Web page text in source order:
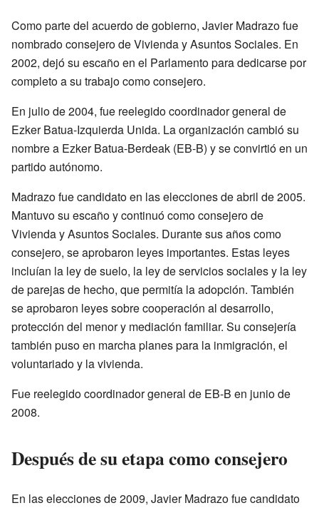
Como parte del acuerdo de gobierno, Javier Madrazo fue
nombrado consejero de Vivienda y Asuntos Sociales. En
2002, dejó su escaño en el Parlamento para dedicarse por
completo a su trabajo como consejero.
En julio de 2004, fue reelegido coordinador general de
Ezker Batua-Izquierda Unida. La organización cambió su
nombre a Ezker Batua-Berdeak (EB-B) y se convirtió en un
partido autónomo.
Madrazo fue candidato en las elecciones de abril de 2005.
Mantuvo su escaño y continuó como consejero de
Vivienda y Asuntos Sociales. Durante sus años como
consejero, se aprobaron leyes importantes. Estas leyes
incluían la ley de suelo, la ley de servicios sociales y la ley
de parejas de hecho, que permitía la adopción. También
se aprobaron leyes sobre cooperación al desarrollo,
protección del menor y mediación familiar. Su consejería
también puso en marcha planes para la inmigración, el
voluntariado y la vivienda.
Fue reelegido coordinador general de EB-B en junio de
2008.
Después de su etapa como consejero
En las elecciones de 2009, Javier Madrazo fue candidato